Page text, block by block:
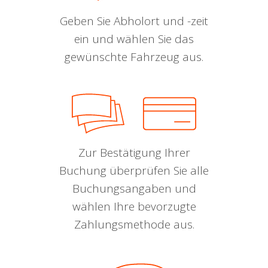
Geben Sie Abholort und -zeit
ein und wählen Sie das
gewünschte Fahrzeug aus.
Zur Bestätigung Ihrer
Buchung überprüfen Sie alle
Buchungsangaben und
wählen Ihre bevorzugte
Zahlungsmethode aus.